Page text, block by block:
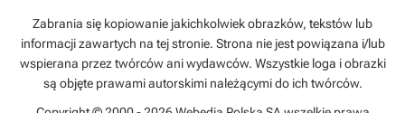
Zabrania się kopiowanie jakichkolwiek obrazków, tekstów lub
informacji zawartych na tej stronie. Strona nie jest powiązana i/lub
wspierana przez twórców ani wydawców. Wszystkie loga i obrazki
są objęte prawami autorskimi należącymi do ich twórców.